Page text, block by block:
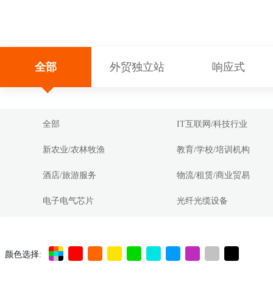
全部 外贸独立站 响应式
全部 IT互联网/科技行业
新农业/农林牧渔 教育/学校/培训机构
酒店/旅游服务 物流/租赁/商业贸易
电子电气芯片 光纤光缆设备
颜色选择: